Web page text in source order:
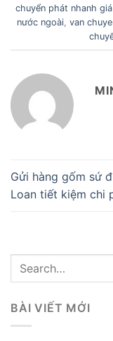
chuyển phát nhanh
nước ngoài van
Gửi hàng gốm sứ
Loan tiết kiệm chi
BÀI VIẾT MỚI